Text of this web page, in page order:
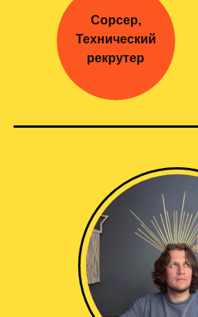
Сорсер,
Технический
рекрутер